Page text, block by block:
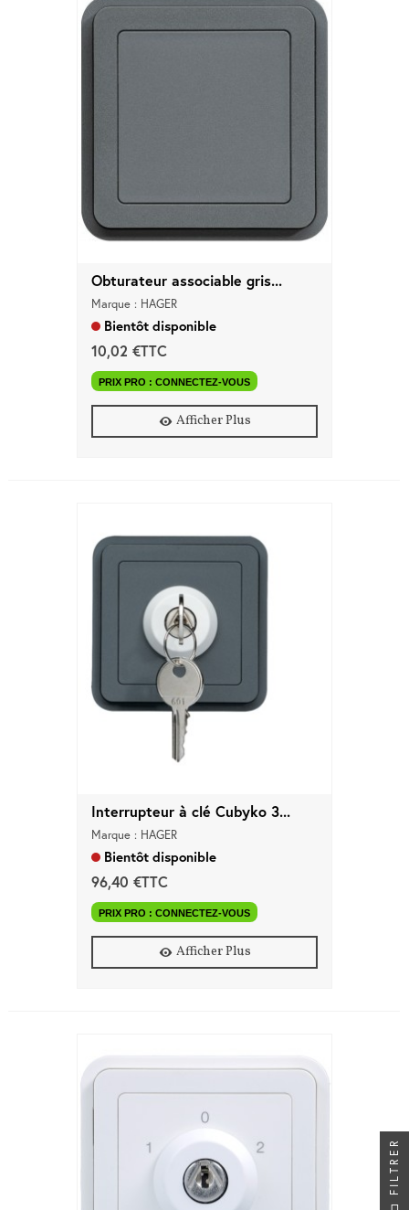
Obturateur associable gris...
Marque : HAGER
Bientôt disponible
10,02 €TTC
PRIX PRO : CONNECTEZ-VOUS
Afficher Plus
Interrupteur à clé Cubyko 3...
Marque : HAGER
Bientôt disponible
96,40 €TTC
PRIX PRO : CONNECTEZ-VOUS
Afficher Plus
FILTRER